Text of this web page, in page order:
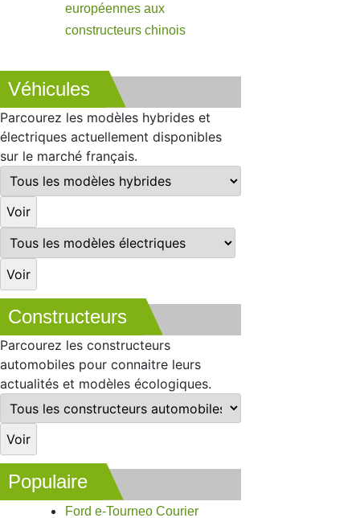
européennes aux
constructeurs chinois
Véhicules
Parcourez les modèles hybrides et
électriques actuellement disponibles
sur le marché français.
Constructeurs
Parcourez les constructeurs
automobiles pour connaitre leurs
actualités et modèles écologiques.
Populaire
Ford e-Tourneo Courier